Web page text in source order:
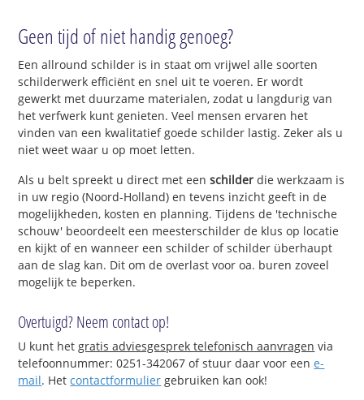
Geen tijd of niet handig genoeg?
Een allround schilder is in staat om vrijwel alle soorten
schilderwerk efficiënt en snel uit te voeren. Er wordt
gewerkt met duurzame materialen, zodat u langdurig van
het verfwerk kunt genieten. Veel mensen ervaren het
vinden van een kwalitatief goede schilder lastig. Zeker als u
niet weet waar u op moet letten.
Als u belt spreekt u direct met eenschilder die werkzaam is
in uw regio (Noord-Holland) en tevens inzicht geeft in de
mogelijkheden, kosten en planning. Tijdens de 'technische
schouw' beoordeelt een meesterschilder de klus op locatie
en kijkt of en wanneer een schilder of schilder überhaupt
aan de slag kan. Dit om de overlast voor oa. buren zoveel
mogelijk te beperken.
Overtuigd? Neem contact op!
U kunt hetgratis adviesgesprek telefonisch aanvragen via
telefoonnummer: 0251-342067 of stuur daar voor eene-
mail. Hetcontactformulier gebruiken kan ook!